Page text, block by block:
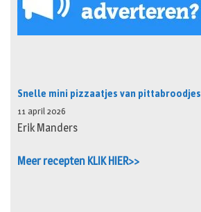
Snelle mini pizzaatjes van pittabroodjes
11 april 2026
Erik Manders
Meer recepten KLIK HIER>>